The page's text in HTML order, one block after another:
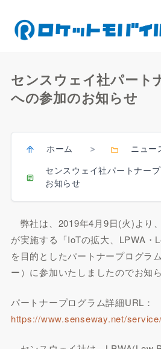
センスウェイ社パート
への参加のお知らせ
ホーム > ニュー
センスウェイ社パートナー
お知らせ
弊社は、2019年4月9日(火)より
が実施する「IoTの拡大、LPWA・
を目的としたパートナープログラ
ー）に参加いたしましたのでお知
パートナープログラム詳細URL：
https://www.senseway.net/